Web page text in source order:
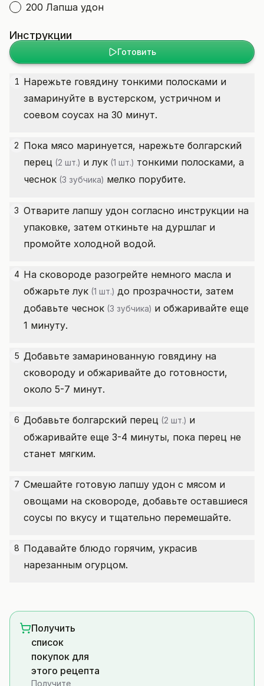
200 Лапша удон
Инструкции
Готовить
1 Нарежьте говядину тонкими полосками и
замаринуйте в вустерском, устричном и
соевом соусах на 30 минут.
2 Пока мясо маринуется, нарежьте болгарский
перец (2 шт.) илук (1 шт.) тонкими полосками, а
чеснок (3 зубчика) мелко порубите.
3 Отварите лапшу удон согласно инструкции на
упаковке, затем откиньте на дуршлаг и
промойте холодной водой.
4 На сковороде разогрейте немного масла и
обжарьтелук (1 шт.) до прозрачности, затем
добавьте чеснок (3 зубчика) и обжаривайте еще
1 минуту.
5 Добавьте замаринованную говядину на
сковороду и обжаривайте до готовности,
около 5-7 минут.
6 Добавьте болгарский перец (2 шт.) и
обжаривайте еще 3-4 минуты, пока перец не
станет мягким.
7 Смешайте готовую лапшу удон с мясом и
овощами на сковороде, добавьте оставшиеся
соусы по вкусу и тщательно перемешайте.
8 Подавайте блюдо горячим, украсив
нарезанным огурцом.
Получить
список
покупок для
этого рецепта
Получите